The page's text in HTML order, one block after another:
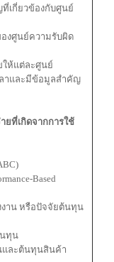
เกี่ยวข้องกับศูนย์
งศูนย์ความรับผิด
ให้แต่ละศูนย์
าและมีข้อมูลสำคัญ
ยที่เกิดจากการใช้
Based
าน หรือปัจจัยต้นทุน
ทุน
และต้นทุนสินค้า